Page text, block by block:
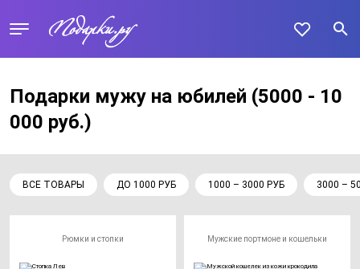
Подарки мужу на юбилей (5000 - 10
000 руб.)
ВСЕ ТОВАРЫ ДО 1000 РУБ 1000 – 3000 РУБ 3000 –
Рюмки и стопки Мужские портмоне и кошельки